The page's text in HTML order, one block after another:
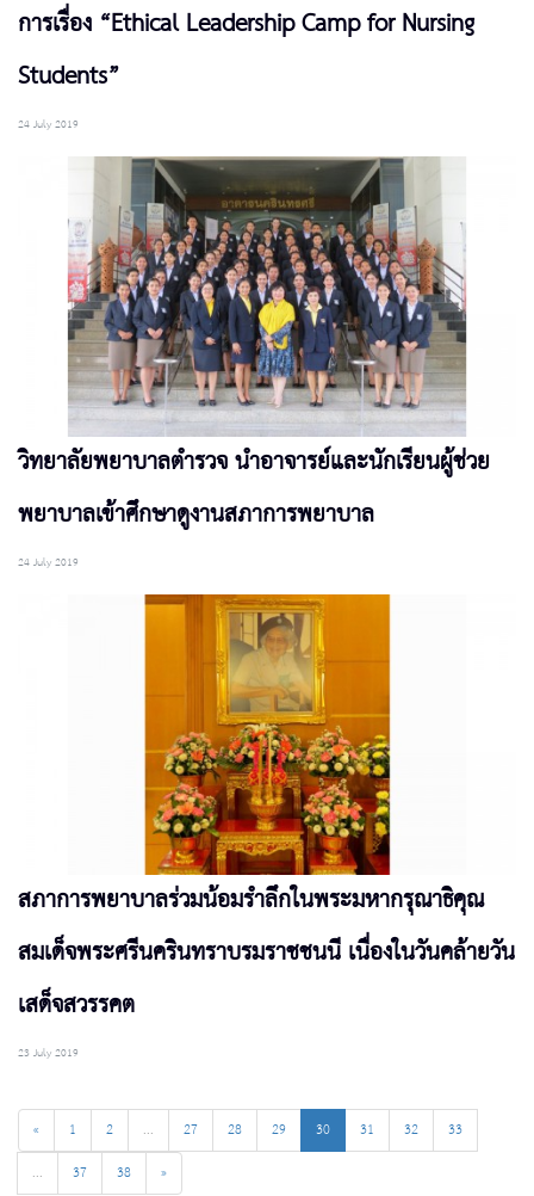
การเรื่อง “Ethical Leadership Camp for Nursing
Students”
24 July 2019
วิทยาลัยพยาบาลตำรวจ นำอาจารย์และนักเรียนผู้ช่วย
พยาบาลเข้าศึกษาดูงานสภาการพยาบาล
24 July 2019
สภาการพยาบาลร่วมน้อมรำลึกในพระมหากรุณาธิคุณ
สมเด็จพระศรีนครินทราบรมราชชนนี เนื่องในวันคล้ายวัน
เสด็จสวรรคต
23 July 2019
« 1 2 ... 27 28 29 30 31 32
33
...
37 38 »